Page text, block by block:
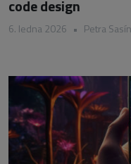
code design
6. ledna 2026 • Petra